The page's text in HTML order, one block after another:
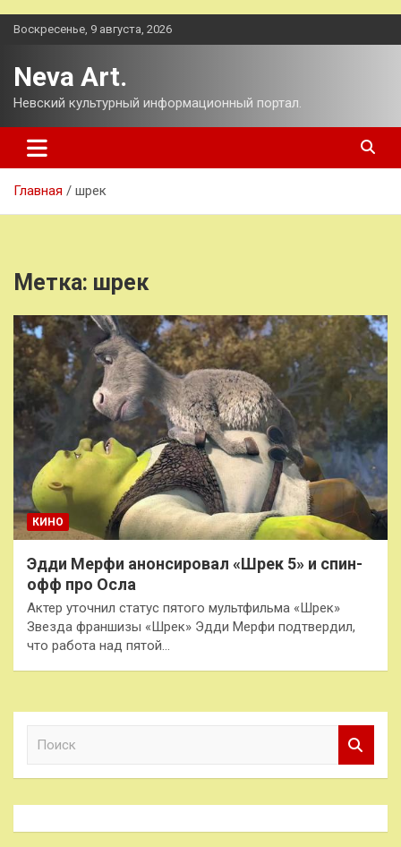
Перейти
Воскресенье, 9 августа, 2026
Neva Art.
Невский культурный информационный портал.
Главная шрек
Метка: шрек
КИНО
Эдди Мерфи анонсировал «Шрек 5» и спин-
офф про Осла
Актер уточнил статус пятого мультфильма «Шрек»
Звезда франшизы «Шрек» Эдди Мерфи подтвердил,
что работа над пятой…
к